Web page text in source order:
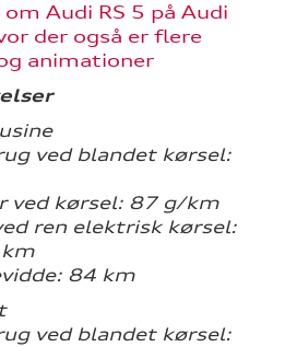
Audi RS 5 på Audi
der også er flere
animationer
ved blandet kørsel:
ved kørsel: 87 g/km
ren elektrisk kørsel:
84 km
ved blandet kørsel: